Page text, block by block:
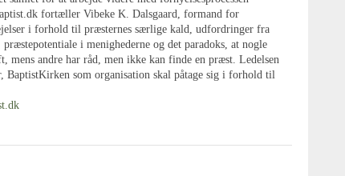
fortæller Vibeke K. Dalsgaard, formand for
i forhold til præsternes særlige kald, udfordringer fra
i menighederne og det paradoks, at nogle
mens andre har råd, men ikke kan finde en præst. Ledelsen
BaptistKirken som organisation skal påtage sig i forhold til